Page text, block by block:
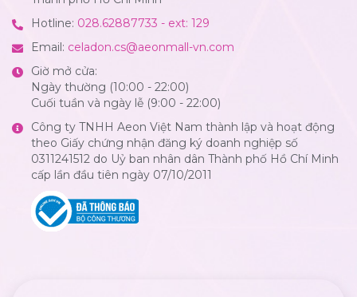
Hotline: 028.62887733 - ext: 129
Email: celadon.cs@aeonmall-vn.com
Giờ mở cửa:
Ngày thường (10:00 - 22:00)
Cuối tuần và ngày lễ (9:00 - 22:00)
Công ty TNHH Aeon Việt Nam thành lập và hoạt động
theo Giấy chứng nhận đăng ký doanh nghiệp số
0311241512 do Uỷ ban nhân dân Thành phố Hồ Chí Minh
cấp lần đầu tiên ngày 07/10/2011